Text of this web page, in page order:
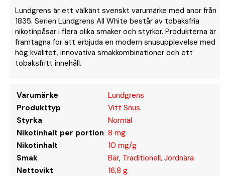
Lundgrens är ett välkänt svenskt varumärke med anor från
1835. Serien Lundgrens All White består av tobaksfria
nikotinpåsar i flera olika smaker och styrkor. Produkterna är
framtagna för att erbjuda en modern snusupplevelse med
hög kvalitet, innovativa smakkombinationer och ett
tobaksfritt innehåll.
Varumärke
Lundgrens
Produkttyp
Vitt Snus
Styrka
Normal
Nikotinhalt per portion 8 mg
Nikotinhalt
10 mg/g
Smak
Bär, Traditionell, Jordnära
Nettovikt
16,8 g